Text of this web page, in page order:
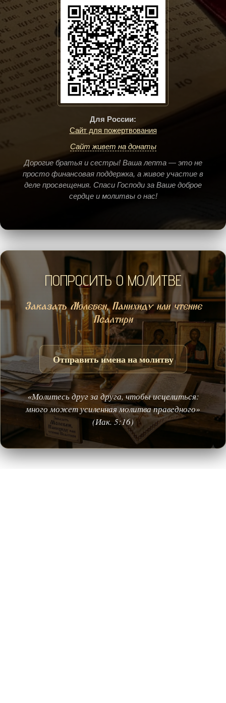
Для России:
Сайт для пожертвования
Сайт живет на донаты
Дорогие братья и сестры! Ваша лепта — это не
просто финансовая поддержка, а живое участие в
деле просвещения. Спаси Господи за Ваше доброе
сердце и молитвы о нас!
ПОПРОСИТЬ О МОЛИТВЕ
Заказать Молебен, Панихиду или чтение
Псалтири
Отправить имена на молитву
«Молитесь друг за друга, чтобы исцелиться:
много может усиленная молитва праведного»
(Иак. 5:16)